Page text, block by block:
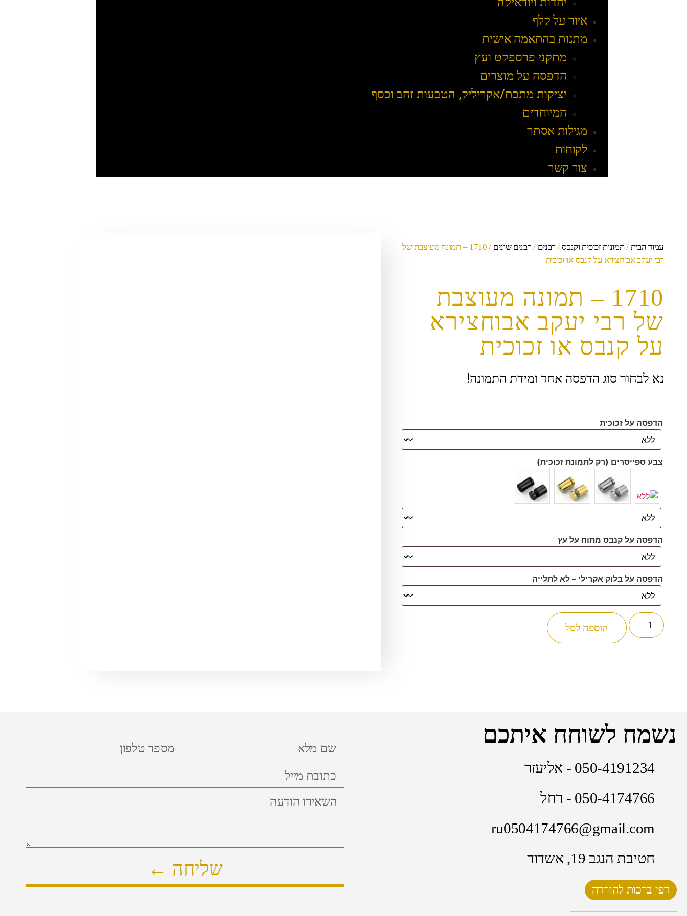
איור על קלף
מתנות בהתאמה אישית
מתקני פרספקט ועץ
הדפסה על מוצרים
יציקות מתכת/אקריליק, הטבעות זהב וכסף
המיוחדים
מגילות אסתר
לקוחות
צור קשר
עמוד הבית /תמונות זכוכית וקנבס/ רבנים / רבנים שונים
/ 1710 – תמונה מעוצבת של
רבי יעקב אבוחצירא על קנבס או זכוכית
1710 – תמונה מעוצבת
של רבי יעקב אבוחצירא
על קנבס או זכוכית
נא לבחור סוג הדפסה אחד ומידת התמונה!
הדפסה על זכוכית
צבע ספייסרים (רק לתמונת זכוכית)
הדפסה על קנבס מתוח על עץ
הדפסה על בלוק אקרילי – לא לתלייה
הוספה לסל
נשמח לשוחח איתכם
050-4191234 - אליעזר
050-4174766 - רחל
ru0504174766@gmail.com
חטיבת הנגב 19, אשדוד
דפי ברכות להורדה
שליחה ←